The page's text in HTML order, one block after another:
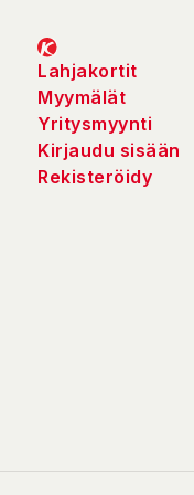
Lahjakortit
Myymälät
Yritysmyynti
Kirjaudu sisään
Rekisteröidy